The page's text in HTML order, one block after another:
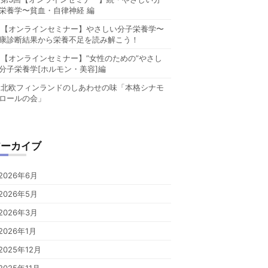
養学〜貧血・自律神経 編
【オンラインセミナー】やさしい分子栄養学〜
診断結果から栄養不足を読み解こう！
【オンラインセミナー】”女性のための”やさし
子栄養学[ホルモン・美容]編
北欧フィンランドのしあわせの味「本格シナモ
ールの会」
カイブ
年6月
年5月
年3月
年1月
年12月